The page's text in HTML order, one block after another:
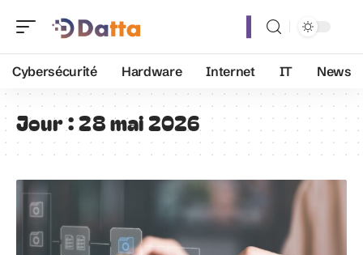
Cybersécurité Hardware Internet IT News
Jour :28 mai 2026